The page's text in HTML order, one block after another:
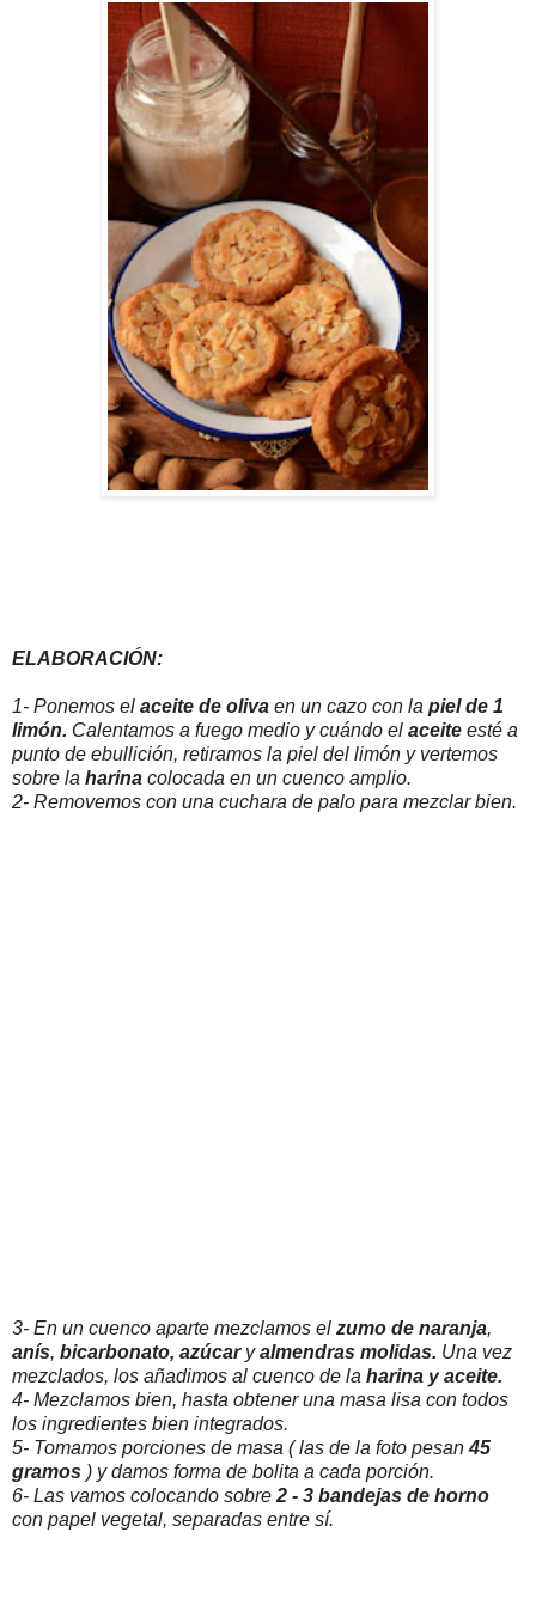
ELABORACIÓN:
1- Ponemos el aceite de oliva en un cazo con la piel de 1
limón. Calentamos a fuego medio y cuándo el aceite esté a
punto de ebullición, retiramos la piel del limón y vertemos
sobre la harina colocada en un cuenco amplio.
2- Removemos con una cuchara de palo para mezclar bien.
3- En un cuenco aparte mezclamos el zumo de naranja,
anís, bicarbonato, azúcaryalmendras molidas. Una vez
mezclados, los añadimos al cuenco de la harina y aceite.
4- Mezclamos bien, hasta obtener una masa lisa con todos
los ingredientes bien integrados.
5- Tomamos porciones de masa ( las de la foto pesan45
gramos ) y damos forma de bolita a cada porción.
6- Las vamos colocando sobre 2 - 3 bandejas de horno
con papel vegetal, separadas entre sí.